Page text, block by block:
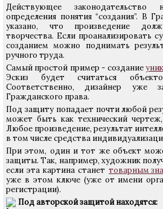
Действующее
определения понятия “создания”. В
указано, что произведение
творчества. Если проанализировать
созданием можно поднимать
ручного труда.
Самый простой пример - создание
Эскиз будет считаться
Соответственно, дизайнер уже
Гражданского права.
Под защиту попадает почти любой
может быть как технический
Любое произведение, результат
в том числе средства
При этом, один и тот же объект
защиты. Так, например, художник
если эта картина станет товарным
уже в этом ключе (уже от имени
регистрации).
Под авторской защитой находятся: